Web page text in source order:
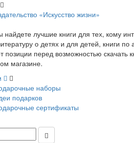
«Искусство жизни»
найдете лучшие книги для тех, кому
о детях и для детей, книги
позиции перед возможностью скачать
магазине.
наборы
подарков
сертификаты